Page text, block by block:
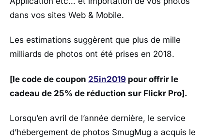
dans vos sites Web & Mobile.
Les estimations suggèrent que plus de mille
milliards de photos ont été prises en 2018.
[le code de coupon 25in2019 pour offrir le
cadeau de 25% de réduction sur Flickr Pro].
Lorsqu’en avril de l’année dernière, le service
d’hébergement de photos SmugMug a acquis le